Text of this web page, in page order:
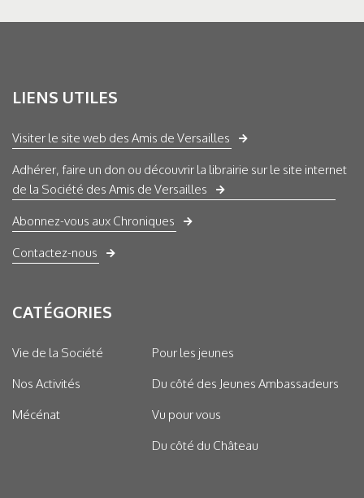
LIENS UTILES
Visiter le site web des Amis de Versailles
Adhérer, faire un don ou découvrir la librairie sur le site internet
de la Société des Amis de Versailles
Abonnez-vous aux Chroniques
Contactez-nous
CATÉGORIES
Vie de la Société
Nos Activités
Mécénat
Pour les jeunes
Du côté des Jeunes Ambassadeurs
Vu pour vous
Du côté du Château